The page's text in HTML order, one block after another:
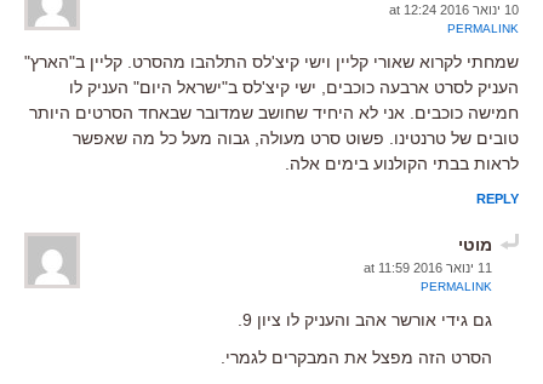
10 ינואר 2016 at 12:24
PERMALINK
שמחתי לקרוא שאורי קליין וישי קיצ'לס התלהבו מהסרט. קליין ב"הארץ"
העניק לסרט ארבעה כוכבים, ישי קיצ'לס ב"ישראל היום" העניק לו
חמישה כוכבים. אני לא היחיד שחושב שמדובר שבאחד הסרטים היותר
טובים של טרנטינו. פשוט סרט מעולה, גבוה מעל כל מה שאפשר
לראות בבתי הקולנוע בימים אלה.
REPLY
מוטי
11 ינואר 2016 at 11:59
PERMALINK
גם גידי אורשר אהב והעניק לו ציון 9.
הסרט הזה מפצל את המבקרים לגמרי.